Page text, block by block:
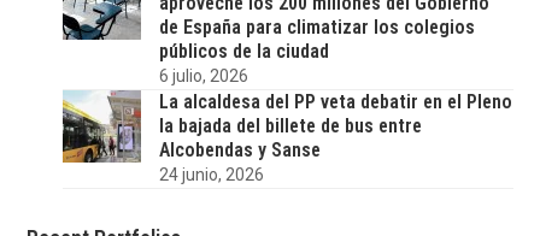
de España para climatizar los colegios
públicos de la ciudad
6 julio, 2026
La alcaldesa del PP veta debatir en el Pleno
la bajada del billete de bus entre
Alcobendas y Sanse
24 junio, 2026